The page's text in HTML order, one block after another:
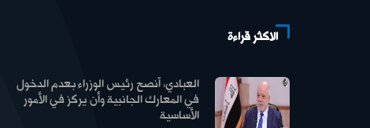
الاكثر قراءة
العبادي: أنصح رئيس الوزراء بعدم الدخول
في المعارك الجانبية وأن يركز في الأمور
الأساسية